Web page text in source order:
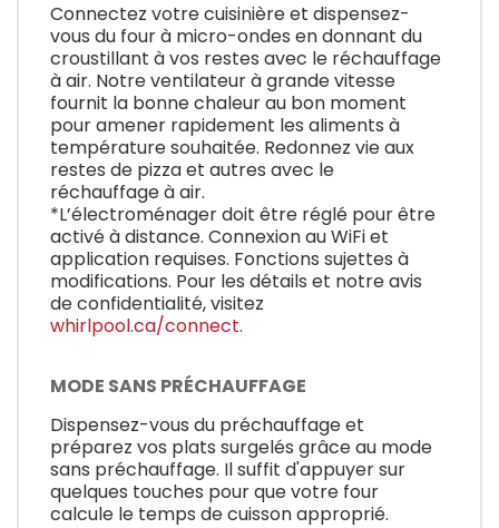
Connectez votre cuisinière et dispensez-
vous du four à micro-ondes en donnant du
croustillant à vos restes avec le réchauffage
à air. Notre ventilateur à grande vitesse
fournit la bonne chaleur au bon moment
pour amener rapidement les aliments à
température souhaitée. Redonnez vie aux
restes de pizza et autres avec le
réchauffage à air.
*L’électroménager doit être réglé pour être
activé à distance. Connexion au WiFi et
application requises. Fonctions sujettes à
modifications. Pour les détails et notre avis
de confidentialité, visitez
whirlpool.ca/connect.
MODE SANS PRÉCHAUFFAGE
Dispensez-vous du préchauffage et
préparez vos plats surgelés grâce au mode
sans préchauffage. Il suffit d'appuyer sur
quelques touches pour que votre four
calcule le temps de cuisson approprié.